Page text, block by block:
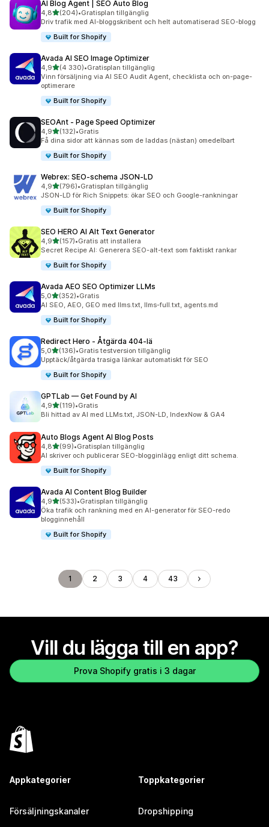
AI Blog Agent | SEO Auto Blog
4,8av 5 stjärnor
(204)
204 recensioner totalt
•Gratisplan tillgänglig
Driv trafik med AI-bloggskribent och helt automatiserad SEO-blogg
Built for Shopify
Avada AI SEO Image Optimizer
4,9av 5 stjärnor
(4 330)
4330 recensioner totalt
•Gratisplan tillgänglig
Vinn försäljning via AI SEO Audit Agent, checklista och on-page-
optimerare
Built for Shopify
SEOAnt ‑ Page Speed Optimizer
4,9av 5 stjärnor
(132)
132 recensioner totalt
•Gratis
Få dina sidor att kännas som de laddas (nästan) omedelbart
Built for Shopify
Webrex: SEO‑schema JSON‑LD
4,9av 5 stjärnor
(796)
796 recensioner totalt
•Gratisplan tillgänglig
JSON-LD för Rich Snippets: ökar SEO och Google-rankningar
Built for Shopify
SEO HERO AI Alt Text Generator
4,9av 5 stjärnor
(157)
157 recensioner totalt
•Gratis att installera
Secret Recipe AI: Generera SEO-alt-text som faktiskt rankar
Built for Shopify
Avada AEO SEO Optimizer LLMs
5,0av 5 stjärnor
(352)
352 recensioner totalt
•Gratis
AI SEO, AEO, GEO med llms.txt, llms-full.txt, agents.md
Built for Shopify
Redirect Hero ‑ Åtgärda 404‑lä
5,0av 5 stjärnor
(136)
136 recensioner totalt
•Gratis testversion tillgänglig
Upptäck/åtgärda trasiga länkar automatiskt för SEO
Built for Shopify
GPTLab — Get Found by AI
4,9av 5 stjärnor
(119)
119 recensioner totalt
•Gratis
Bli hittad av AI med LLMs.txt, JSON-LD, IndexNow & GA4
Auto Blogs Agent AI Blog Posts
4,8av 5 stjärnor
(99)
99 recensioner totalt
•Gratisplan tillgänglig
AI skriver och publicerar SEO-blogginlägg enligt ditt schema.
Built for Shopify
Avada AI Content Blog Builder
4,9av 5 stjärnor
(533)
533 recensioner totalt
•Gratisplan tillgänglig
Öka trafik och rankning med en AI-generator för SEO-redo
blogginnehåll
Built for Shopify
1 2 3 4 43
Vill du lägga till en app?
Prova Shopify gratis i 3 dagar
Appkategorier
Försäljningskanaler
Toppkategorier
Dropshipping